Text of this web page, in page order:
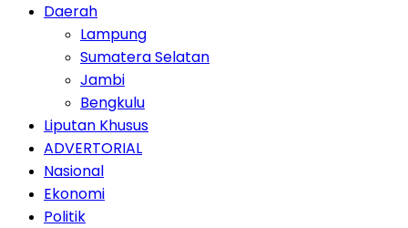
Daerah
Lampung
Sumatera Selatan
Jambi
Bengkulu
Liputan Khusus
ADVERTORIAL
Nasional
Ekonomi
Politik